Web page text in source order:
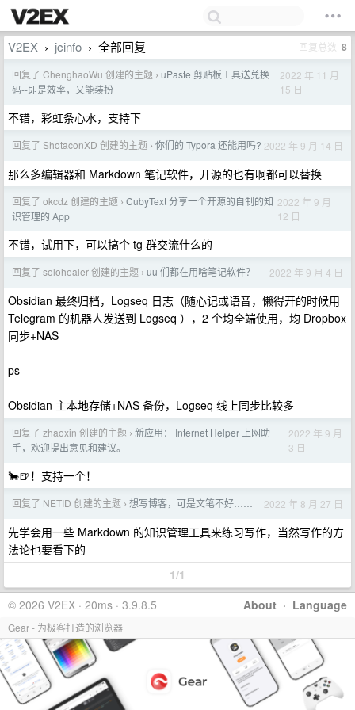
V2EX › jcinfo › 全部回复 回复总数 8
回复了 ChenghaoWu 创建的主题 › uPaste 剪贴板工具送兑换
码--即是效率，又能装扮
2022 年 11 月
15 日
不错，彩虹条心水，支持下
回复了 ShotaconXD 创建的主题 › 你们的 Typora 还能用吗? 2022 年 9 月 14 日
那么多编辑器和 Markdown 笔记软件，开源的也有啊都可以替换
回复了 okcdz 创建的主题 › CubyText 分享一个开源的自制的知
识管理的 App
2022 年 9 月
12 日
不错，试用下，可以搞个 tg 群交流什么的
回复了 solohealer 创建的主题 › uu 们都在用啥笔记软件？ 2022 年 9 月 4 日
Obsidian 最终归档，Logseq 日志（随心记或语音，懒得开的时候用
Telegram 的机器人发送到 Logseq ），2 个均全端使用，均 Dropbox
同步+NAS
ps
Obsidian 主本地存储+NAS 备份，Logseq 线上同步比较多
回复了 zhaoxin 创建的主题 › 新应用： Internet Helper 上网助
手，欢迎提出意见和建议。
2022 年 9 月
3 日
🐂️🍺️！支持一个！
回复了 NETID 创建的主题 › 想写博客，可是文笔不好…… 2022 年 8 月 27 日
先学会用一些 Markdown 的知识管理工具来练习写作，当然写作的方
法论也要看下的
1/1
About · Language
© 2026 V2EX · 20ms · 3.9.8.5
Gear - 为极客打造的浏览器